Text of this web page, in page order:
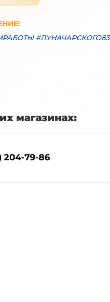
#ЛУНАЧАРСКОГО83
магазинах:
204-79-86